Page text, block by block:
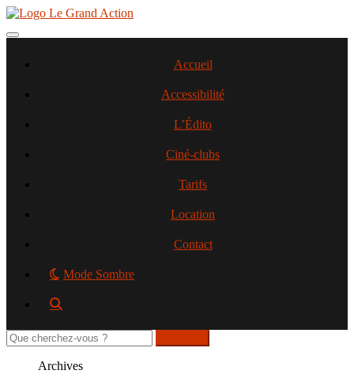
Aller
contenu
Toggle navigation
Accueil
Accessibilité
L’Édito
Ciné-clubs
Tarifs
Location
Contact
Mode Sombre
Rechercher
sur
Archives